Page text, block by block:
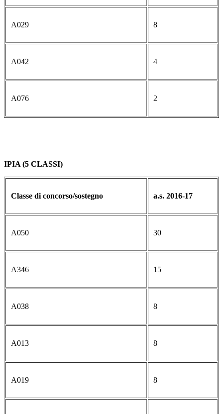
A029 8
A042 4
A076 2
IPIA (5 CLASSI)
Classe di concorso/sostegno a.s. 2016-17
A050 30
A346 15
A038 8
A013 8
A019 8